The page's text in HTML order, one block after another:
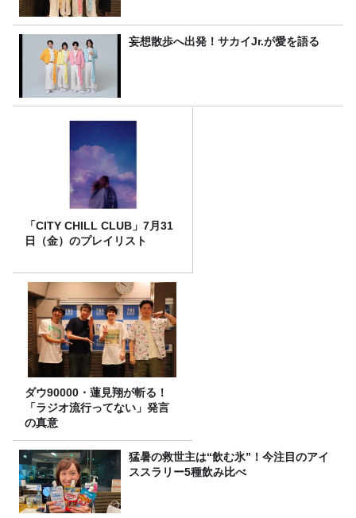
妄想散歩へ出発！サカイJr.が愛を語る
「CITY CHILL CLUB」7月31
日（金）のプレイリスト
ダウ90000・蓮見翔が斬る！
「ラジオ流行ってない」発言
の真意
猛暑の救世主は“飲む氷”！今注目のアイ
ススラリー5種飲み比べ